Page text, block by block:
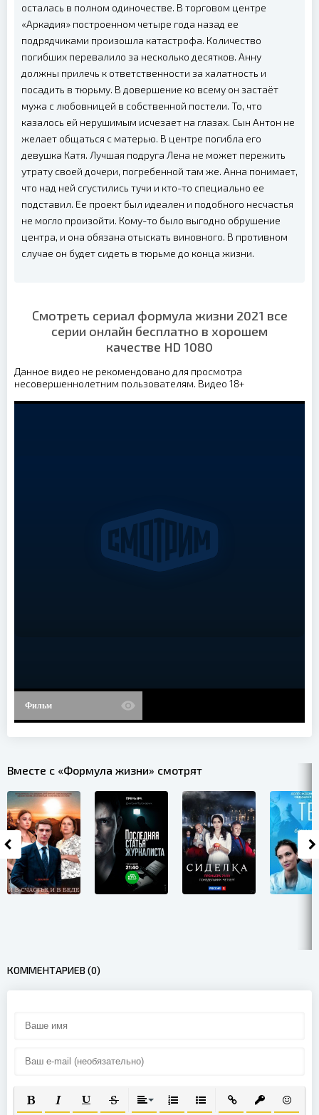
осталась в полном одиночестве. В торговом центре
«Аркадия» построенном четыре года назад ее
подрядчиками произошла катастрофа. Количество
погибших перевалило за несколько десятков. Анну
должны прилечь к ответственности за халатность и
посадить в тюрьму. В довершение ко всему он застаёт
мужа с любовницей в собственной постели. То, что
казалось ей нерушимым исчезает на глазах. Сын Антон не
желает общаться с матерью. В центре погибла его
девушка Катя. Лучшая подруга Лена не может пережить
утрату своей дочери, погребенной там же. Анна понимает,
что над ней сгустились тучи и кто-то специально ее
подставил. Ее проект был идеален и подобного несчастья
не могло произойти. Кому-то было выгодно обрушение
центра, и она обязана отыскать виновного. В противном
случае он будет сидеть в тюрьме до конца жизни.
Смотреть сериал формула жизни 2021 все
серии онлайн бесплатно в хорошем
качестве HD 1080
Данное видео не рекомендовано для просмотра
несовершеннолетним пользователям. Видео 18+
Фильм
Вместе с «Формула жизни» смотрят
КОММЕНТАРИЕВ (0)